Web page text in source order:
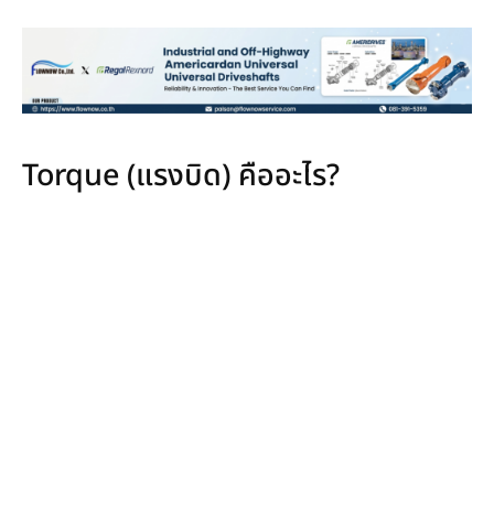
Torque (แรงบิด) คืออะไร?